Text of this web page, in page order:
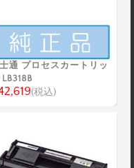
通 プロセスカートリッ
(税込)